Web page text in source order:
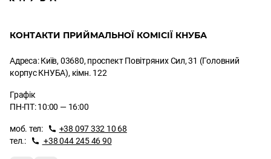
КОНТАКТИ ПРИЙМАЛЬНОЇ КОМІСІЇ КНУБА
Адреса: Київ, 03680, проспект Повітряних Сил, 31 (Головний
корпус КНУБА), кімн. 122
Графік
ПН-ПТ: 10:00 — 16:00
моб. тел:
+38 097 332 10 68
тел.:
+38 044 245 46 90